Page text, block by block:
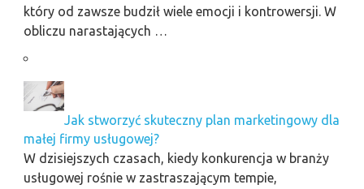
który od zawsze budził wiele emocji i kontrowersji. W
obliczu narastających …
Jak stworzyć skuteczny plan marketingowy dla
małej firmy usługowej?
W dzisiejszych czasach, kiedy konkurencja w branży
usługowej rośnie w zastraszającym tempie,